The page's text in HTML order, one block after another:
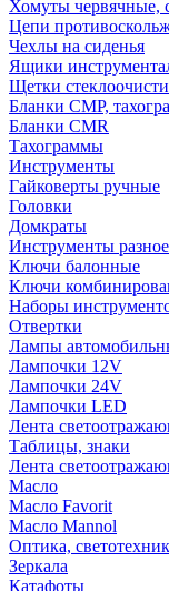
Хомуты червячные,
Цепи
Чехлы на сиденья
Ящики
Щетки
Бланки СМР,
Бланки CMR
Тахограммы
Инструменты
Гайковерты ручные
Головки
Домкраты
Инструменты разное
Ключи балонные
Ключи
Наборы
Отвертки
Лампы
Лампочки 12V
Лампочки 24V
Лампочки LED
Лента
Таблицы, знаки
Лента
Масло
Масло Favorit
Масло Mannol
Оптика,
Зеркала
Катафоты